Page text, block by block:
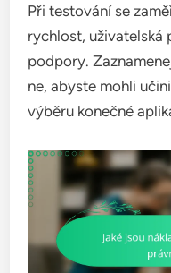
Při testování se
rychlost,
podpory.
ne, abyste mohli
výběru konečné